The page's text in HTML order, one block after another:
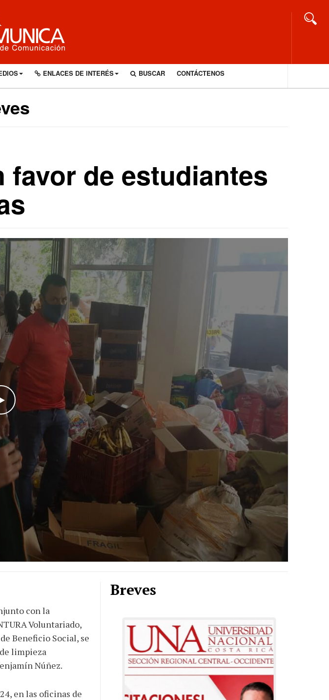
ENLACES DE INTERÉS BUSCAR CONTÁCTENOS
favor de estudiantes
THE VIDEO
con la
Voluntariado,
Beneficio Social, se
limpieza
Núñez.
en las oficinas de
Breves